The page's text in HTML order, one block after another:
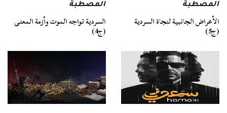
المصطبة
الأعراض الجانبية لنجاة السردية
(ج5)
المصطبة
السردية تواجه الموت وأزمة المعنى
(ج4)